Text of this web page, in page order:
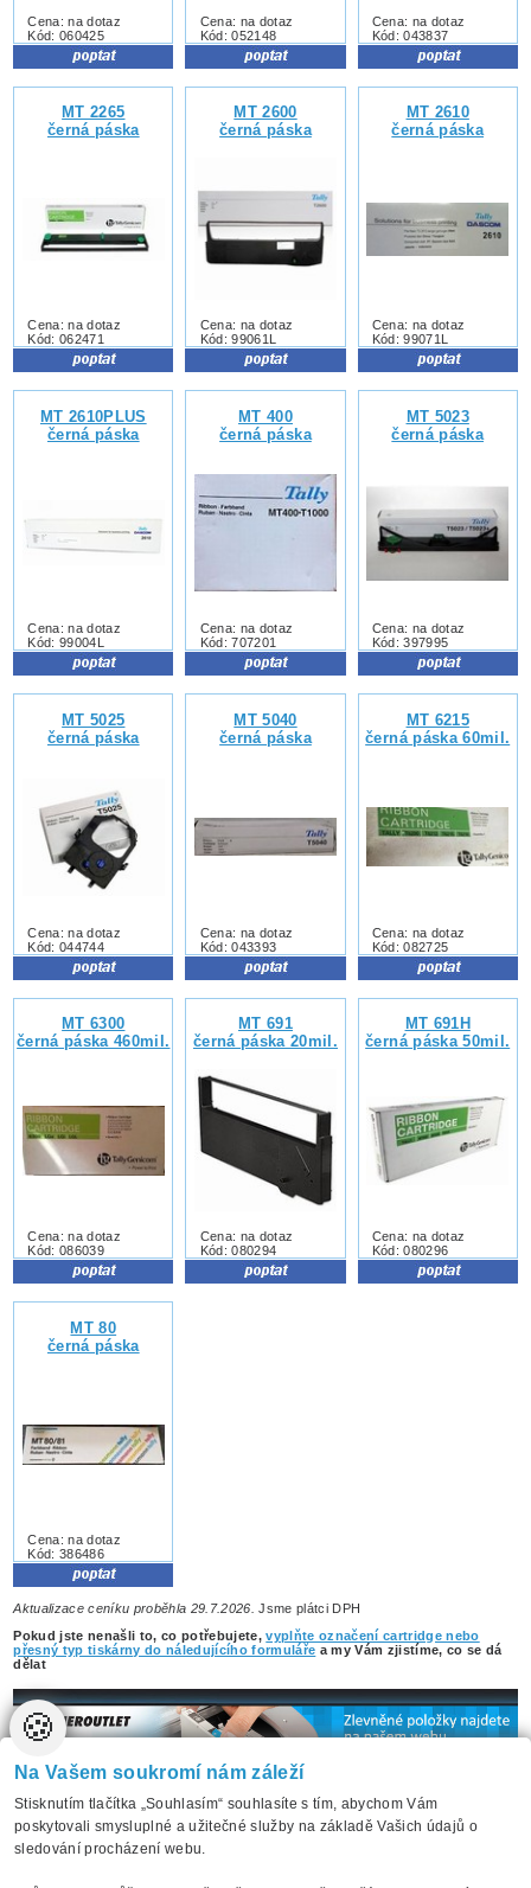
Cena: na dotaz
Kód: 060425
Cena: na dotaz
Kód: 052148
Cena: na dotaz
Kód: 043837
MT 2265
černá páska
Cena: na dotaz
Kód: 062471
MT 2600
černá páska
Cena: na dotaz
Kód: 99061L
MT 2610
černá páska
Cena: na dotaz
Kód: 99071L
MT 2610PLUS
černá páska
Cena: na dotaz
Kód: 99004L
MT 400
černá páska
Cena: na dotaz
Kód: 707201
MT 5023
černá páska
Cena: na dotaz
Kód: 397995
MT 5025
černá páska
Cena: na dotaz
Kód: 044744
MT 5040
černá páska
Cena: na dotaz
Kód: 043393
MT 6215
černá páska 60mil.
Cena: na dotaz
Kód: 082725
MT 6300
černá páska 460mil.
Cena: na dotaz
Kód: 086039
MT 691
černá páska 20mil.
Cena: na dotaz
Kód: 080294
MT 691H
černá páska 50mil.
Cena: na dotaz
Kód: 080296
MT 80
černá páska
Cena: na dotaz
Kód: 386486
Aktualizace ceníku proběhla 29.7.2026. Jsme plátci DPH
Pokud jste nenašli to, co potřebujete,vyplňte označení cartridge nebo
přesný typ tiskárny do náledujícího formuláře a my Vám zjistíme, co se dá
dělat
Úvodní strana Naše služby
🍪
Na Vašem soukromí nám záleží
Stisknutím tlačítka „Souhlasím“ souhlasíte s tím, abychom Vám
poskytovali smysluplné a užitečné služby na základě Vašich údajů o
sledování procházení webu.